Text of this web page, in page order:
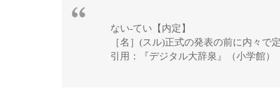
ない‐てい【内定】
［名］(スル)正式の発表の前に内々で
引用：『デジタル大辞泉』（小学館）